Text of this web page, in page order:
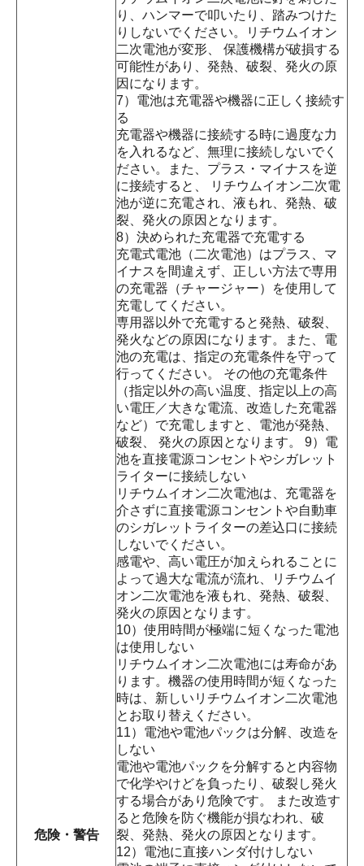
危険・警告
り、ハンマーで叩いたり、踏みつけた
りしないでください。リチウムイオン
二次電池が変形、 保護機構が破損する
可能性があり、発熱、破裂、発火の原
因になります。
7）電池は充電器や機器に正しく接続す
る
充電器や機器に接続する時に過度な力
を入れるなど、無理に接続しないでく
ださい。また、プラス・マイナスを逆
に接続すると、 リチウムイオン二次電
池が逆に充電され、液もれ、発熱、破
裂、発火の原因となります。
8）決められた充電器で充電する
充電式電池（二次電池）はプラス、マ
イナスを間違えず、正しい方法で専用
の充電器（チャージャー）を使用して
充電してください。
専用器以外で充電すると発熱、破裂、
発火などの原因になります。また、電
池の充電は、指定の充電条件を守って
行ってください。 その他の充電条件
（指定以外の高い温度、指定以上の高
い電圧／大きな電流、改造した充電器
など）で充電しますと、電池が発熱、
破裂、 発火の原因となります。 9）電
池を直接電源コンセントやシガレット
ライターに接続しない
リチウムイオン二次電池は、充電器を
介さずに直接電源コンセントや自動車
のシガレットライターの差込口に接続
しないでください。
感電や、高い電圧が加えられることに
よって過大な電流が流れ、リチウムイ
オン二次電池を液もれ、発熱、破裂、
発火の原因となります。
10）使用時間が極端に短くなった電池
は使用しない
リチウムイオン二次電池には寿命があ
ります。機器の使用時間が短くなった
時は、新しいリチウムイオン二次電池
とお取り替えください。
11）電池や電池パックは分解、改造を
しない
電池や電池パックを分解すると内容物
で化学やけどを負ったり、破裂し発火
する場合があり危険です。 また改造す
ると危険を防ぐ機能が損なわれ、破
裂、発熱、発火の原因となります。
12）電池に直接ハンダ付けしない